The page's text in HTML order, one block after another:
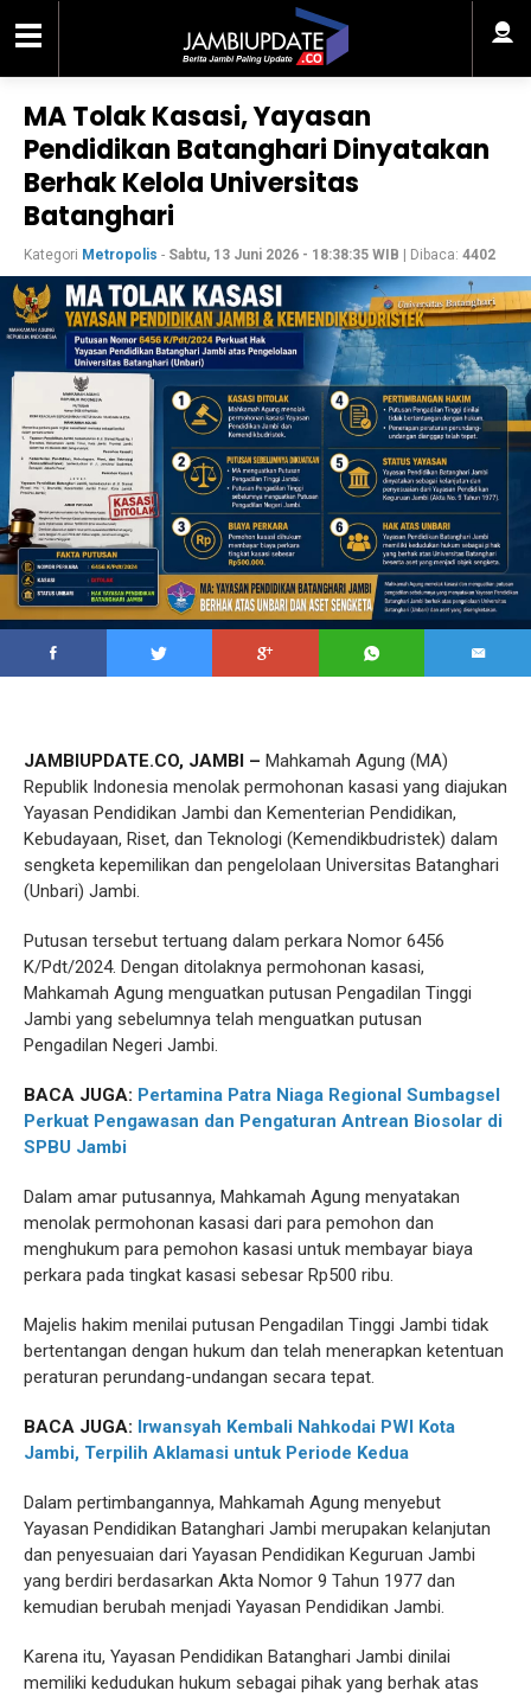
MA Tolak Kasasi, Yayasan
Pendidikan Batanghari Dinyatakan
Berhak Kelola Universitas
Batanghari
Kategori Metropolis - Sabtu, 13 Juni 2026 - 18:38:35 WIB | Dibaca: 4402
JAMBIUPDATE.CO, JAMBI – Mahkamah Agung (MA)
Republik Indonesia menolak permohonan kasasi yang diajukan
Yayasan Pendidikan Jambi dan Kementerian Pendidikan,
Kebudayaan, Riset, dan Teknologi (Kemendikbudristek) dalam
sengketa kepemilikan dan pengelolaan Universitas Batanghari
(Unbari) Jambi.
Putusan tersebut tertuang dalam perkara Nomor 6456
K/Pdt/2024. Dengan ditolaknya permohonan kasasi,
Mahkamah Agung menguatkan putusan Pengadilan Tinggi
Jambi yang sebelumnya telah menguatkan putusan
Pengadilan Negeri Jambi.
BACA JUGA: Pertamina Patra Niaga Regional Sumbagsel
Perkuat Pengawasan dan Pengaturan Antrean Biosolar di
SPBU Jambi
Dalam amar putusannya, Mahkamah Agung menyatakan
menolak permohonan kasasi dari para pemohon dan
menghukum para pemohon kasasi untuk membayar biaya
perkara pada tingkat kasasi sebesar Rp500 ribu.
Majelis hakim menilai putusan Pengadilan Tinggi Jambi tidak
bertentangan dengan hukum dan telah menerapkan ketentuan
peraturan perundang-undangan secara tepat.
BACA JUGA: Irwansyah Kembali Nahkodai PWI Kota
Jambi, Terpilih Aklamasi untuk Periode Kedua
Dalam pertimbangannya, Mahkamah Agung menyebut
Yayasan Pendidikan Batanghari Jambi merupakan kelanjutan
dan penyesuaian dari Yayasan Pendidikan Keguruan Jambi
yang berdiri berdasarkan Akta Nomor 9 Tahun 1977 dan
kemudian berubah menjadi Yayasan Pendidikan Jambi.
Karena itu, Yayasan Pendidikan Batanghari Jambi dinilai
memiliki kedudukan hukum sebagai pihak yang berhak atas